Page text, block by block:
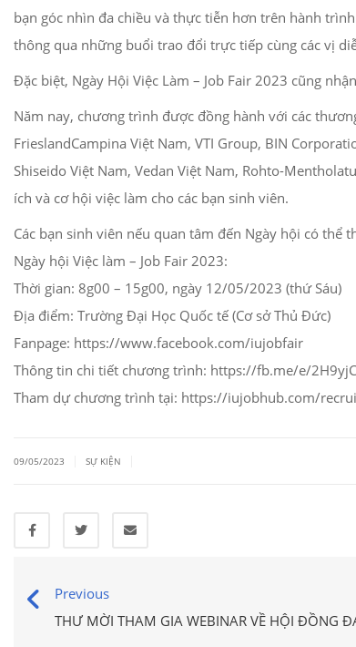
bạn góc nhìn đa chiều và thực tiễn hơn trên hành
thông qua những buổi trao đổi trực tiếp cùng các vị
Đặc biệt, Ngày Hội Việc Làm – Job Fair 2023 cũng
Năm nay, chương trình được đồng hành với các
FrieslandCampina Việt Nam, VTI Group, BIN
Shiseido Việt Nam, Vedan Việt Nam, Rohto-
ích và cơ hội việc làm cho các bạn sinh viên.
Các bạn sinh viên nếu quan tâm đến Ngày hội có thể
Ngày hội Việc làm – Job Fair 2023:
Thời gian: 8g00 – 15g00, ngày 12/05/2023 (thứ Sáu)
Địa điểm: Trường Đại Học Quốc tế (Cơ sở Thủ Đức)
Fanpage: https://www.facebook.com/iujobfair
Thông tin chi tiết chương trình: https://fb.me/e/
Tham dự chương trình tại: https://iujobhub.com/
09/05/2023 SỰ KIỆN
Previous
THƯ MỜI THAM GIA WEBINAR VỀ HỘI ĐỒNG